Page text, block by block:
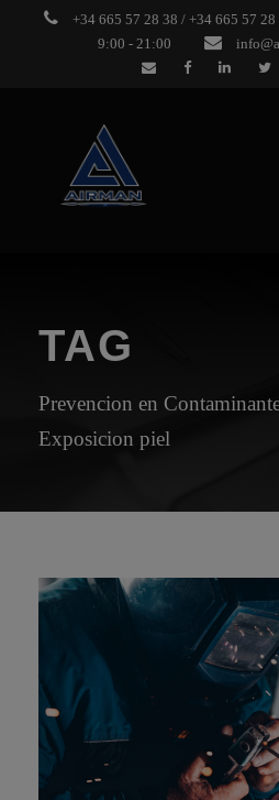
+34 665 57 28 38 / +34 665 57 28
9:00 - 21:00
TAG
Prevencion en
Exposicion piel